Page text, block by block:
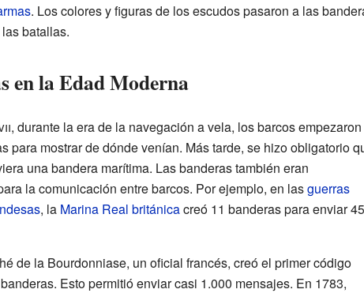
. Los colores y figuras de los escudos pasaron a las
batallas.
en la Edad Moderna
, durante la era de la navegación a vela, los barcos
para mostrar de dónde venían. Más tarde, se hizo obligatorio
una bandera marítima. Las banderas también eran
la comunicación entre barcos. Por ejemplo, en lasguerras
, la Marina Real británicacreó 11 banderas para enviar 45
de la Bourdonniase, un oficial francés, creó el primer código
Esto permitió enviar casi 1.000 mensajes. En 1783,